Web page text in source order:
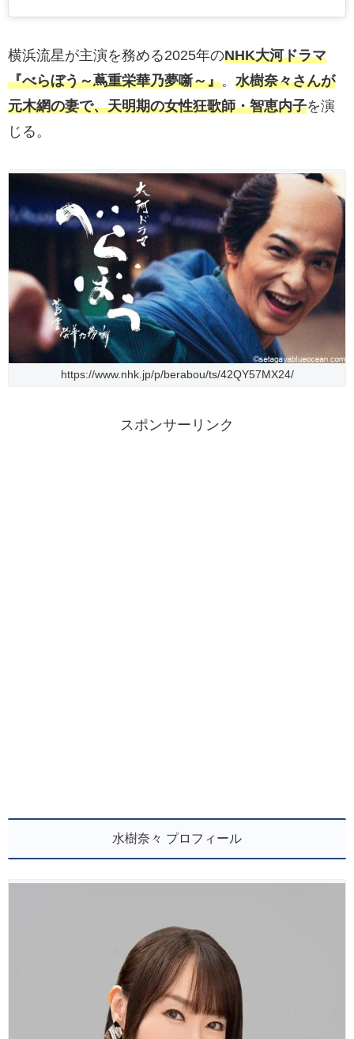
横浜流星が主演を務める2025年のNHK大河ドラマ
『べらぼう～蔦重栄華乃夢噺～』。 水樹奈々さんが
元木網の妻で、天明期の女性狂歌師・智恵内子を演
じる。
https://www.nhk.jp/p/berabou/ts/42QY57MX24/
スポンサーリンク
水樹奈々 プロフィール